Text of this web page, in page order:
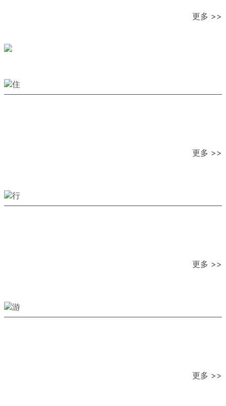
更多 >>
更多 >>
更多 >>
更多 >>